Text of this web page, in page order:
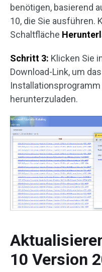
benötigen, basierend
10, die Sie ausführen.
Schaltfläche
Schritt 3: Klicken Sie
Download-Link, um
Installationsprogramm
herunterzuladen.
10 Version